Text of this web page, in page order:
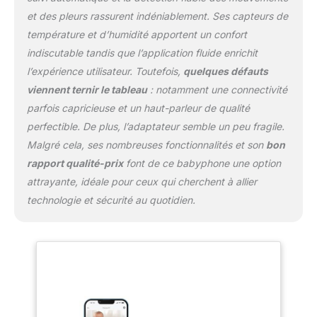
votre application et à l'écran LCD.
Fonctions des Moniteurs Vidéo pour Bébé：
Avec un microphone intégré, vous pouvez
communiquer avec votre bébé et le
réconforter chaque fois que nécessaire. en
plus, surveiller et alerter la température /
l'humidité de la pièce, zone d'alarme de
danger, berceuses apaisantes, rappel
d'alimentation, audio seulement mode
d'économie d'énergie, protection des
données, cadeau idéal pour les nouveaux
parents.
Jusqu'à 250 mètres de
Transmission & Stockage Sur Carte SD：Le
visiophone bébé a une longue portée de
une capacité maximale de 256G. Vous
pourriez capturer la vidéo à travers votre
et des pleurs rassurent indéniablement. Ses capteurs de
température et d’humidité apportent un confort
indiscutable tandis que l’application fluide enrichit
l’expérience utilisateur. Toutefois, quelques défauts
viennent ternir le tableau: notamment une connectivité
parfois capricieuse et un haut-parleur de qualité
perfectible. De plus, l’adaptateur semble un peu fragile.
Malgré cela, ses nombreuses fonctionnalités et son bon
rapport qualité-prixfont de ce babyphone une option
attrayante, idéale pour ceux qui cherchent à allier
technologie et sécurité au quotidien.